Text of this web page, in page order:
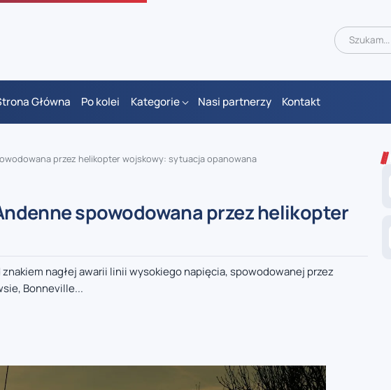
Główna Po kolei Kategorie Nasi partnerzy Kontakt
przez helikopter wojskowy: sytuacja opanowana
spowodowana przez helikopter
nagłej awarii linii wysokiego napięcia, spowodowanej przez
Bonneville...